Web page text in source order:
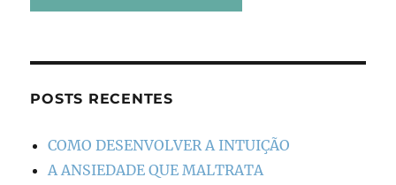
POSTS RECENTES
COMO DESENVOLVER A INTUIÇÃO
A ANSIEDADE QUE MALTRATA